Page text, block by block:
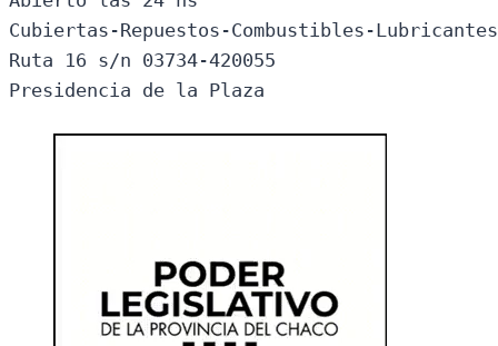
Cubiertas-Repuestos-Combustibles-
Ruta 16 s/n 03734-420055
Presidencia de la Plaza